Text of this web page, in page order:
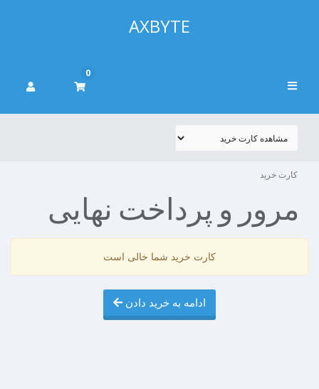
AXBYTE
0
کارت خرید
مرور و پرداخت نهایی
کارت خرید شما خالی است
ادامه به خرید دادن